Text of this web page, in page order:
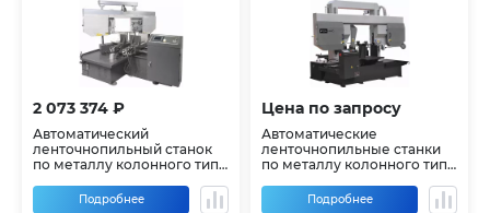
2 073 374 ₽
Автоматический
ленточнопильный станок
по металлу колонного типа
Подробнее
Цена по запросу
Автоматические
ленточнопильные станки
по металлу колонного типа
Подробнее